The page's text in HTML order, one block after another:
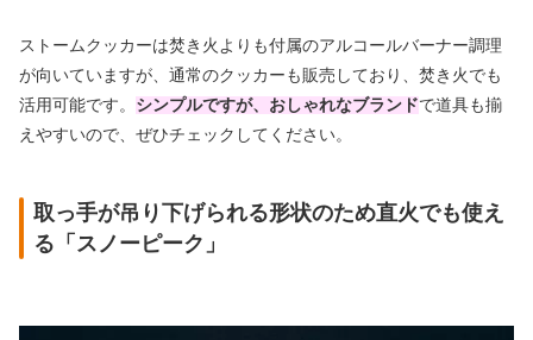
ストームクッカーは焚き火よりも付属のアルコールバーナー調理
が向いていますが、通常のクッカーも販売しており、焚き火でも
活用可能です。 シンプルですが、おしゃれなブランドで道具も揃
えやすいので、ぜひチェックしてください。
取っ手が吊り下げられる形状のため直火でも使え
る「スノーピーク」